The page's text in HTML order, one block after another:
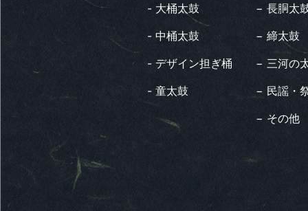
- 大桶太鼓
- 中桶太鼓
- デザイン担ぎ桶
- 童太鼓
− 長胴太
− 締太鼓
− 三河の
− 民謡・
− その他